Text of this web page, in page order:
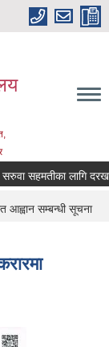
सहमतीका लागि
आह्वान सम्बन्धी सूचना